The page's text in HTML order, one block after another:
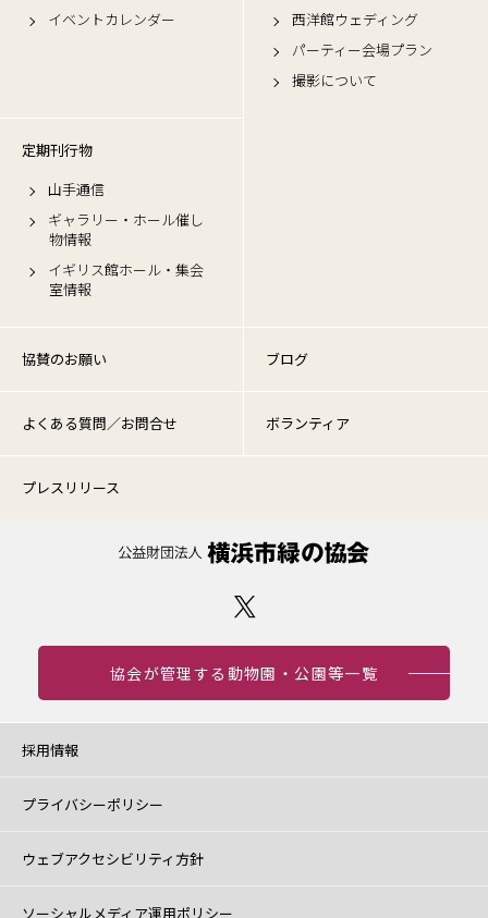
イベントカレンダー
西洋館ウェディング
パーティー会場プラン
撮影について
定期刊行物
山手通信
ギャラリー・ホール催し
物情報
イギリス館ホール・集会
室情報
協賛のお願い ブログ
よくある質問／お問合せ ボランティア
プレスリリース
協会が管理する動物園・公園等一覧
採用情報
プライバシーポリシー
ウェブアクセシビリティ方針
ソーシャルメディア運用ポリシー